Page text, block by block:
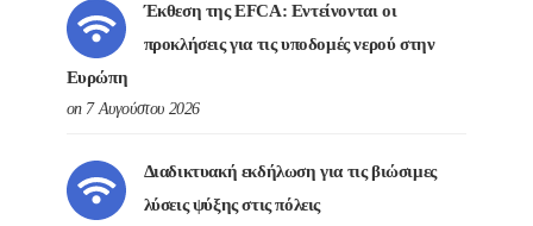
Έκθεση της EFCA: Εντείνονται οι
προκλήσεις για τις υποδομές νερού στην
Ευρώπη
on 7 Αυγούστου 2026
Διαδικτυακή εκδήλωση για τις βιώσιμες
λύσεις ψύξης στις πόλεις